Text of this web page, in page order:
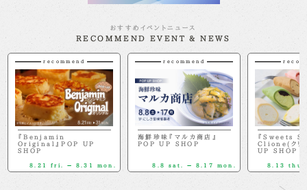
おすすめイベントニュース
RECOMMEND EVENT & NEWS
recommend
『Benjamin
Original』POP UP
SHOP
8.21 fri. － 8.31 mon.
recommend
海鮮珍味『マルカ商店』
POP UP SHOP
8.8 sat. － 8.17 mon.
『Sweets
Clione(クリ
UP SHOP
8.13 thu.